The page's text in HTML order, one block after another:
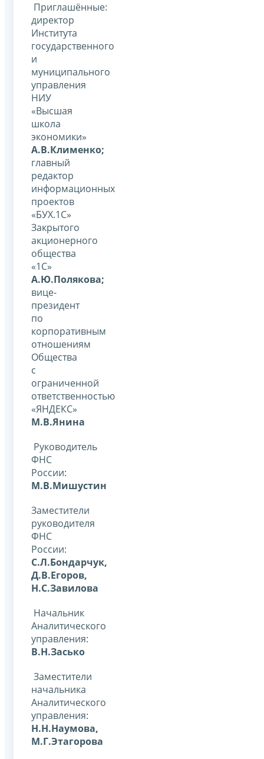
Приглашённые:
директор
Института
государственного
и
муниципального
управления
НИУ
«Высшая
школа
экономики»
А.В.Клименко;
главный
редактор
информационных
проектов
«БУХ.1С»
Закрытого
акционерного
общества
«1С»
А.Ю.Полякова;
вице-
президент
по
корпоративным
отношениям
Общества
с
ограниченной
ответственностью
«ЯНДЕКС»
М.В.Янина
Руководитель
ФНС
России:
М.В.Мишустин
Заместители
руководителя
ФНС
России:
С.Л.Бондарчук,
Д.В.Егоров,
Н.С.Завилова
Начальник
Аналитического
управления:
В.Н.Засько
Заместители
начальника
Аналитического
управления:
Н.Н.Наумова,
М.Г.Этагорова